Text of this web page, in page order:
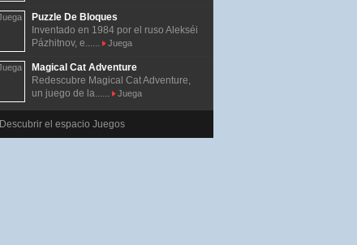
Puzzle De Bloques
Inventado en 1984 por el ruso Alekséi
Pázhitnov, e......
Juega
Magical Cat Adventure
Redescubre Magical Cat Adventure,
un juego de la......
Juega
Descubrir el espacio Juegos